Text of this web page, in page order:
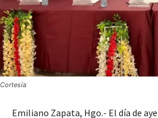
Cortesía
Emiliano Zapata, Hgo.- El día de